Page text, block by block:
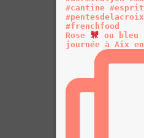
Rose ou bleu
journée à Aix en